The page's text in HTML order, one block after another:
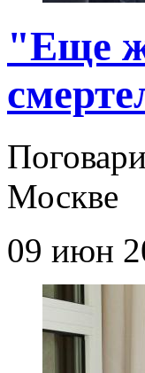
"Еще
Москве
09 июн